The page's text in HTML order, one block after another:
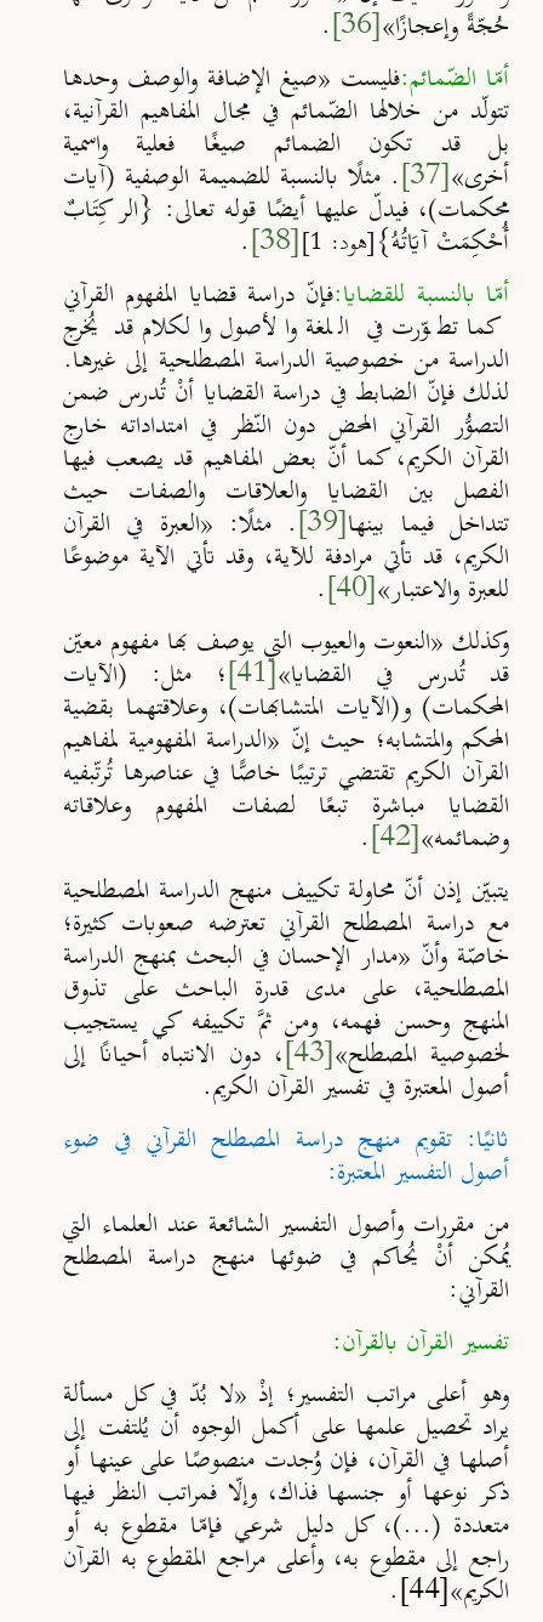
حُجّةً وإعجازًا»
[36]
.
أمّا الضّمائم:فليست «صيغ الإضافة والوصف وحدها
تتولّد من خلالها الضّمائم في مجال المفاهيم القرآنية،
بل قد تكون الضمائم صيغًا فعلية واسمية
أخرى»
[37] . مثلًا بالنسبة للضميمة الوصفية (آيات
محكمات)، فيدل عليها أيضًا قوله تعالى: {الر كِتَابٌ
أُحْكِمَتْ آيَاتُهُ}[هود: 1] [38]
.
أمّا بالنسبة للقضايا:فإنّ دراسة قضايا المفهوم القرآني
كما تطوّرت في اللغة والأصول والكلام قد يُخرج
الدراسة من خصوصية الدراسة المصطلحية إلى غيرها.
لذلك فإنّ الضابط في دراسة القضايا أنْ تُدرس ضمن
التصوُّر القرآني المحض دون النّظر في امتداداته خارج
القرآن الكريم، كما أنّ بعض المفاهيم قد يصعب فيها
الفصل بين القضايا والعلاقات والصفات حيث
تتداخل فيما بينها[39] . مثلًا: «العبرة في القرآن
الكريم، قد تأتي مرادفة للآية، وقد تأتي الآية موضوعًا
للعبرة والاعتبار»
[40]
.
وكذلك «النعوت والعيوب التي يوصف بها مفهوم معيّن
قد تُدرس في القضايا»[41] ؛ مثل: (الآيات
المحكمات) و(الآيات المتشابهات)، وعلاقتهما بقضية
المحكم والمتشابه؛ حيث إنّ «الدراسة المفهومية لمفاهيم
القرآن الكريم تقتضي ترتيبًا خاصًّا في عناصرها تُرتّبفيه
القضايا مباشرة تبعًا لصفات المفهوم وعلاقاته
وضمائمه»
[42]
.
يتبيّن إذن أنّ محاولة تكييف منهج الدراسة المصطلحية
مع دراسة المصطلح القرآني تعترضه صعوبات كثيرة؛
خاصّة وأنّ «مدار الإحسان في البحث بمنهج الدراسة
المصطلحية، على مدى قدرة الباحث على تذوق
المنهج وحسن فهمه، ومن ثمَّ تكييفه كي يستجيب
لخصوصية المصطلح»[43] ، دون الانتباه أحيانًا إلى
أصول المعتبرة في تفسير القرآن الكريم.
ثانيًا: تقويم منهج دراسة المصطلح القرآني في ضوء
أصول التفسير المعتبرة:
من مقررات وأصول التفسير الشائعة عند العلماء التي
يُمكن أنْ يُحاكم في ضوئها منهج دراسة المصطلح
القرآني:
تفسير القرآن بالقرآن:
وهو أعلى مراتب التفسير؛ إذْ «لا بُدّ في كل مسألة
يراد تحصيل علمها على أكمل الوجوه أن يُلتفت إلى
أصلها في القرآن، فإن وُجدت منصوصًا على عينها أو
ذكر نوعها أو جنسها فذاك، وإلّا فمراتب النظر فيها
متعددة (...)، كل دليل شرعي فإمّا مقطوع به أو
راجع إلى مقطوع به، وأعلى مراجع المقطوع به القرآن
الكريم»[44]
.